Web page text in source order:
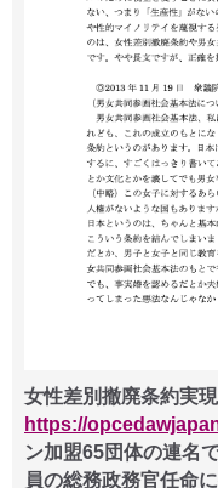
女性差別撤廃条約実
https://
ン加盟65団体の連名
員の総務政務官任命